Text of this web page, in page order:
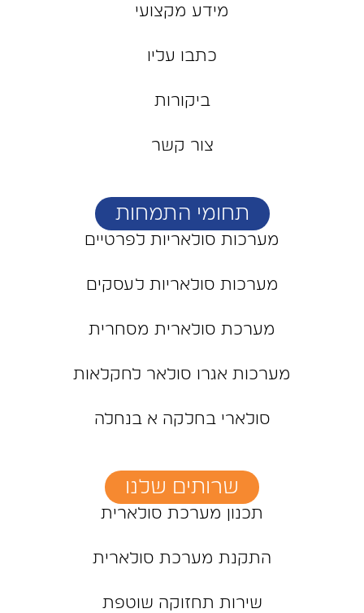
מידע מקצועי
כתבו עליו
ביקורות
צור קשר
תחומי התמחות
מערכות סולאריות לפרטיים
מערכות סולאריות לעסקים
מערכת סולארית מסחרית
מערכות אגרו סולאר לחקלאות
סולארי בחלקה א בנחלה
שרותים שלנו
תכנון מערכת סולארית
התקנת מערכת סולארית
שירות תחזוקה שוטפת